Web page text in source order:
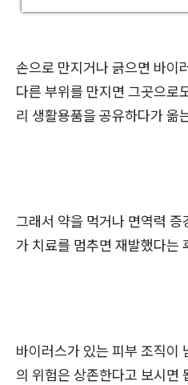
손으로 만지거나 긁으면 바이
다른 부위를 만지면 그곳으로
리 생활용품을 공유하다가 옮
그래서 약을 먹거나 면역력
가 치료를 멈추면 재발했다는
바이러스가 있는 피부 조직이
의 위험은 상존한다고 보시면